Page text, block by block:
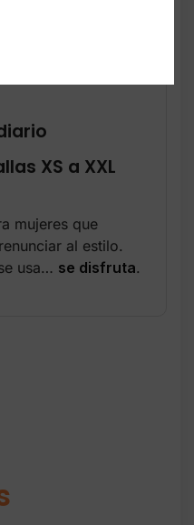
XS a XXL
mujeres que
al estilo.
usa… se disfruta.